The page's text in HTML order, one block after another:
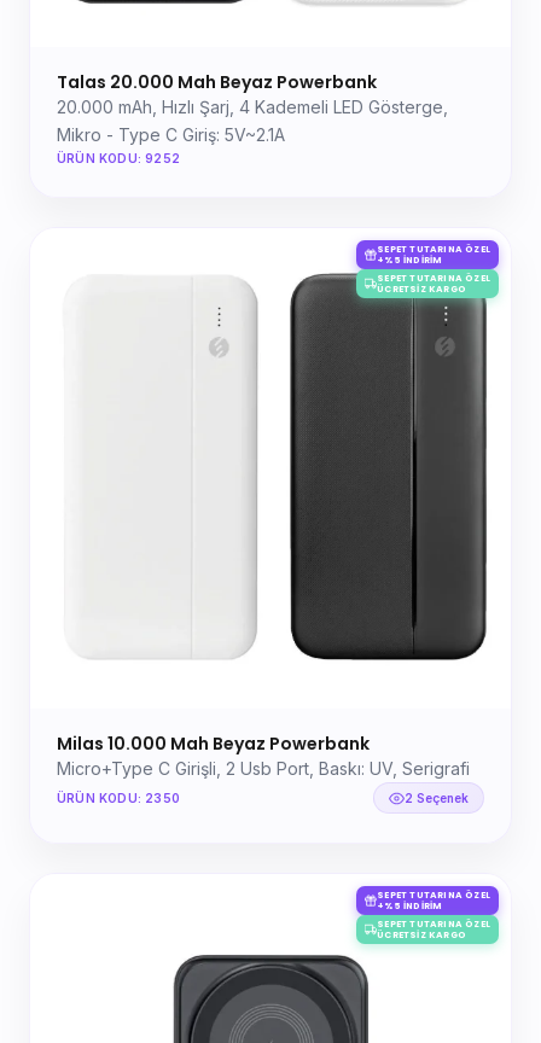
Talas 20.000 Mah Beyaz Powerbank
20.000 mAh, Hızlı Şarj, 4 Kademeli LED Gösterge,
Mikro - Type C Giriş: 5V~2.1A
ÜRÜN KODU: 9252
SEPET TUTARINA ÖZEL
+%5 İNDIRIM
SEPET TUTARINA ÖZEL
ÜCRETSIZ KARGO
Milas 10.000 Mah Beyaz Powerbank
Micro+Type C Girişli, 2 Usb Port, Baskı: UV, Serigrafi
ÜRÜN KODU: 2350 2 Seçenek
SEPET TUTARINA ÖZEL
+%5 İNDIRIM
SEPET TUTARINA ÖZEL
ÜCRETSIZ KARGO